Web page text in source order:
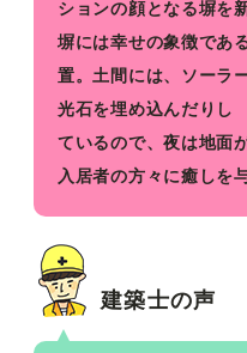
ションの顔となる塀を
塀には幸せの象徴であ
置。土間には、ソーラ
光石を埋め込んだりし
ているので、夜は地面
入居者の方々に癒しを
建築士の声